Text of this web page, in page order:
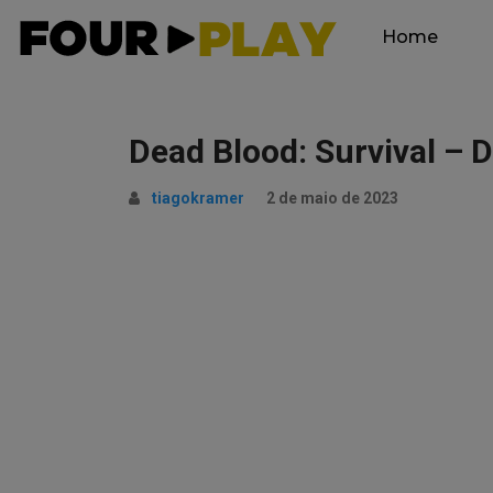
Home
Dead Blood: Survival –
tiagokramer 2 de maio de 2023